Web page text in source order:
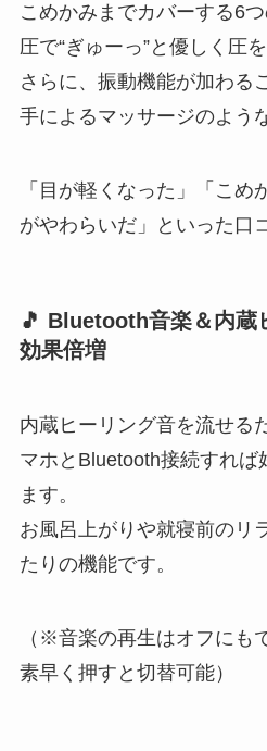
こめかみまでカバーする6
圧で“ぎゅーっ”と優しく圧
さらに、振動機能が加わる
手によるマッサージのよう
「目が軽くなった」「こめ
がやわらいだ」といった口
🎵 Bluetooth音楽＆内蔵
効果倍増
内蔵ヒーリング音を流せる
マホとBluetooth接続すれば
ます。
お風呂上がりや就寝前のリ
たりの機能です。
（※音楽の再生はオフにも
素早く押すと切替可能）